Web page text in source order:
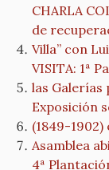
CHARLA
de
Villa” con
VISITA: 1ª
las Galerías
Exposición
(1849-1902)
Asamblea
4ª